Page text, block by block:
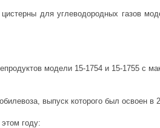
для углеводородных газов
модели 15-1754 и 15-1755 с
выпуск которого был освоен в
году: